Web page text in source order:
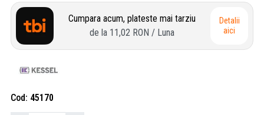
Cumpara acum, plateste mai tarziu
de la 11,02 RON / Luna
Detalii
aici
Cod 45170